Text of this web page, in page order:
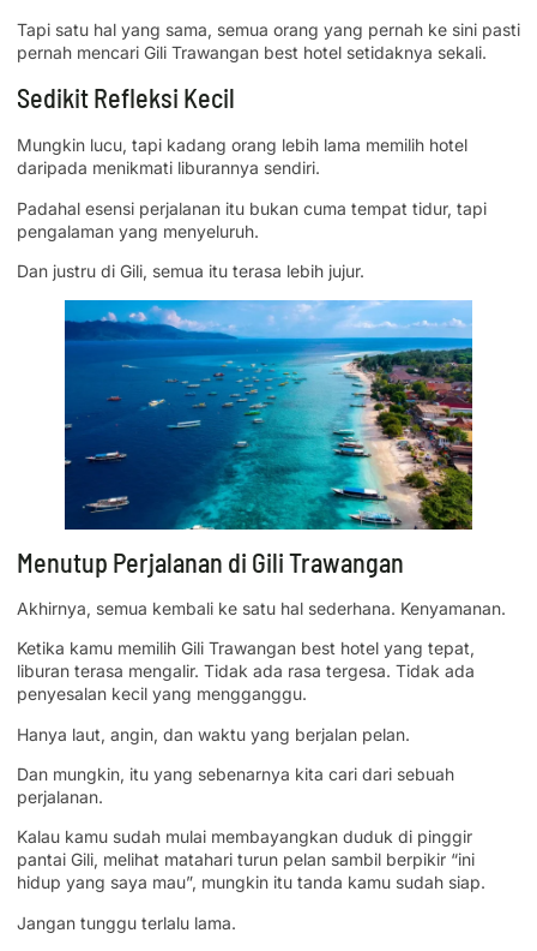
Tapi satu hal yang sama, semua orang yang pernah ke sini pasti
pernah mencari Gili Trawangan best hotel setidaknya sekali.
Sedikit Refleksi Kecil
Mungkin lucu, tapi kadang orang lebih lama memilih hotel
daripada menikmati liburannya sendiri.
Padahal esensi perjalanan itu bukan cuma tempat tidur, tapi
pengalaman yang menyeluruh.
Dan justru di Gili, semua itu terasa lebih jujur.
Menutup Perjalanan di Gili Trawangan
Akhirnya, semua kembali ke satu hal sederhana. Kenyamanan.
Ketika kamu memilih Gili Trawangan best hotel yang tepat,
liburan terasa mengalir. Tidak ada rasa tergesa. Tidak ada
penyesalan kecil yang mengganggu.
Hanya laut, angin, dan waktu yang berjalan pelan.
Dan mungkin, itu yang sebenarnya kita cari dari sebuah
perjalanan.
Kalau kamu sudah mulai membayangkan duduk di pinggir
pantai Gili, melihat matahari turun pelan sambil berpikir “ini
hidup yang saya mau”, mungkin itu tanda kamu sudah siap.
Jangan tunggu terlalu lama.